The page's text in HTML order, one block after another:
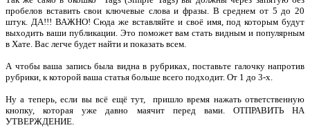
пробелов вставить свои ключевые слова и фразы. В среднем от 5 до 20
штук. ДА!!! ВАЖНО! Сюда же вставляйте и своё имя, под которым будут
выходить ваши публикации. Это поможет вам стать видным и популярным
в Хате. Вас легче будет найти и показать всем.
А чтобы ваша запись была видна в рубриках, поставьте галочку напротив
рубрики, к которой ваша статья больше всего подходит. От 1 до 3-х.
Ну а теперь, если вы всё ещё тут,
пришло время нажать ответственную
кнопку, которая уже давно маячит перед вами. ОТПРАВИТЬ НА
УТВЕРЖДЕНИЕ.